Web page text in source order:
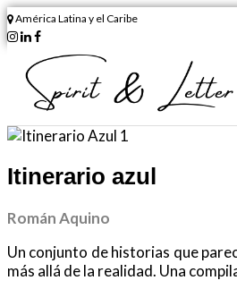
América Latina y el Caribe
Itinerario azul
Román Aquino
Un conjunto de historias que
más allá de la realidad. Una